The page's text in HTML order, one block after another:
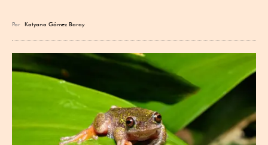
Por Katyana Gómez Baray